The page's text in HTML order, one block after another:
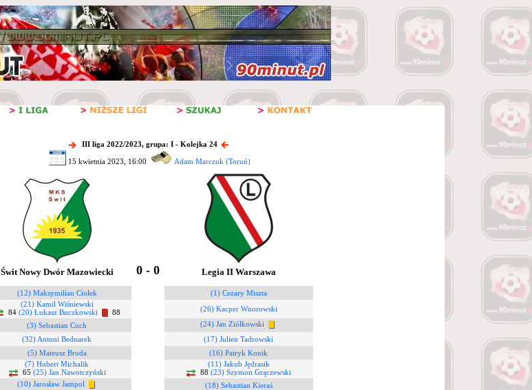
III liga 2022/2023, grupa: I - Kolejka 24
15 kwietnia 2023, 16:00 Adam Marczuk (Toruń)
Świt Nowy Dwór Mazowiecki 0 - 0 Legia II Warszawa
(12) Maksymilian Ciołek
(1) Cezary Miszta
(21) Kamil Wiśniewski
84 (20) Łukasz Buczkowski 88
(26) Kacper Wnorowski
(3) Sebastian Cuch
(24) Jan Ziółkowski
(32) Antoni Bednarek
(17) Julien Tadrowski
(5) Mateusz Broda
(16) Patryk Konik
(7) Hubert Michalik
65 (25) Jan Nawotczyński
(11) Jakub Jędrasik
88 (23) Szymon Grączewski
(10) Jarosław Jampol
(18) Sebastian Kieraś